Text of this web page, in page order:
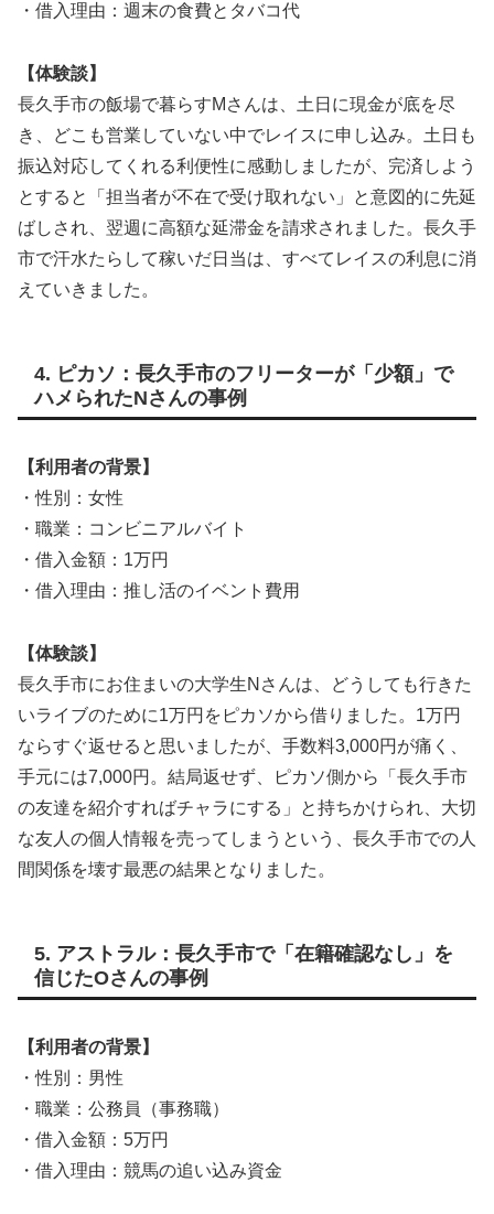
・借入理由：週末の食費とタバコ代
【体験談】
長久手市の飯場で暮らすMさんは、土日に現金が底を尽
き、どこも営業していない中でレイスに申し込み。土日も
振込対応してくれる利便性に感動しましたが、完済しよう
とすると「担当者が不在で受け取れない」と意図的に先延
ばしされ、翌週に高額な延滞金を請求されました。長久手
市で汗水たらして稼いだ日当は、すべてレイスの利息に消
えていきました。
4. ピカソ：長久手市のフリーターが「少額」で
ハメられたNさんの事例
【利用者の背景】
・性別：女性
・職業：コンビニアルバイト
・借入金額：1万円
・借入理由：推し活のイベント費用
【体験談】
長久手市にお住まいの大学生Nさんは、どうしても行きた
いライブのために1万円をピカソから借りました。1万円
ならすぐ返せると思いましたが、手数料3,000円が痛く、
手元には7,000円。結局返せず、ピカソ側から「長久手市
の友達を紹介すればチャラにする」と持ちかけられ、大切
な友人の個人情報を売ってしまうという、長久手市での人
間関係を壊す最悪の結果となりました。
5. アストラル：長久手市で「在籍確認なし」を
信じたOさんの事例
【利用者の背景】
・性別：男性
・職業：公務員（事務職）
・借入金額：5万円
・借入理由：競馬の追い込み資金